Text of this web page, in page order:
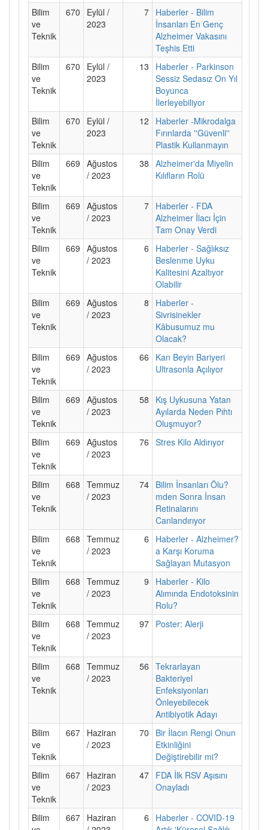
Bilim
ve
Teknik
670
Eylül /
2023
7 Haberler - Bilim
İnsanları En Genç
Alzheimer Vakasını
Teşhis Etti
Bilim
ve
Teknik
670
Eylül /
2023
13
Haberler - Parkinson
Sessiz Sedasız On Yıl
Boyunca
İlerleyebiliyor
Bilim
ve
Teknik
670
Eylül /
2023
12
Haberler -Mikrodalga
Fırınlarda ''Güvenli''
Plastik Kullanmayın
Bilim
ve
Teknik
669 Ağustos
/ 2023
38 Alzheimer'da Miyelin
Kılıfların Rolü
Bilim
ve
Teknik
669 Ağustos
/ 2023
7 Haberler - FDA
Alzheimer İlacı İçin
Tam Onay Verdi
Bilim
ve
Teknik
669 Ağustos
/ 2023
6
Haberler - Sağlıksız
Beslenme Uyku
Kalitesini Azaltıyor
Olabilir
Bilim
ve
Teknik
669 Ağustos
/ 2023
8
Haberler -
Sivrisinekler
Kâbusumuz mu
Olacak?
Bilim
ve
Teknik
669 Ağustos
/ 2023
66
Kan Beyin Bariyeri
Ultrasonla Açılıyor
Bilim
ve
Teknik
669 Ağustos
/ 2023
58
Kış Uykusuna Yatan
Ayılarda Neden Pıhtı
Oluşmuyor?
Bilim
ve
Teknik
669 Ağustos
/ 2023
76 Stres Kilo Aldırıyor
Bilim
ve
Teknik
668 Temmuz
/ 2023
74 Bilim İnsanları Ölu?
mden Sonra İnsan
Retinalarını
Canlandırıyor
Bilim
ve
Teknik
668 Temmuz
/ 2023
6
Haberler - Alzheimer?
a Karşı Koruma
Sağlayan Mutasyon
Bilim
ve
Teknik
668 Temmuz
/ 2023
9
Haberler - Kilo
Alımında Endotoksinin
Rolu?
Bilim
ve
Teknik
668 Temmuz
/ 2023
97 Poster: Alerji
Bilim
ve
Teknik
668 Temmuz
/ 2023
56 Tekrarlayan
Bakteriyel
Enfeksiyonları
Önleyebilecek
Antibiyotik Adayı
Bilim
ve
Teknik
667 Haziran
/ 2023
70
Bir İlacın Rengi Onun
Etkinliğini
Değiştirebilir mi?
Bilim
ve
Teknik
667 Haziran
/ 2023
47 FDA İlk RSV Aşısını
Onayladı
Bilim
667 Haziran
6
Haberler - COVID-19